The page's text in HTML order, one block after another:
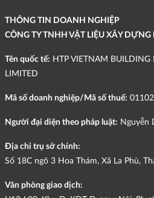
THÔNG TIN DOANH NGHIỆP
CÔNG TY TNHH VẬT LIỆU XÂY DỰNG
Tên quốc tế: HTP VIETNAM BUILDING
LIMITED
Mã số doanh nghiệp/Mã số thuế:
Người đại diện theo pháp luật: Nguyễn
Địa chỉ trụ sở chính:
Số 18C ngõ 3 Hoa Thám, Xã La Phù,
Văn phòng giao dịch: